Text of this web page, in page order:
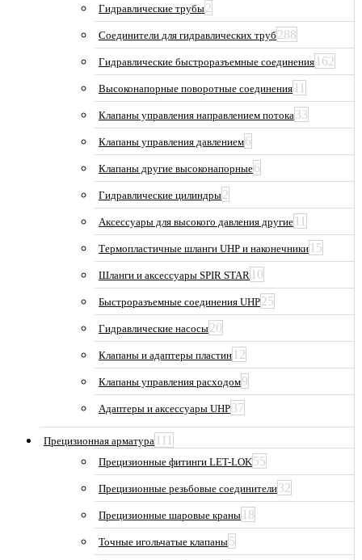
Гидравлические трубы2
Соединители для гидравлических труб 288
Гидравлические быстроразъемные соединения 162
Высоконапорные поворотные соединения 11
Клапаны управления направлением потока33
Клапаны управления давлением6
Клапаны другие высоконапорные6
Гидравлические цилиндры2
Аксессуары для высокого давления другие 11
Термопластичные шланги UHP и наконечники 15
Шланги и аксессуары SPIR STAR 10
Быстроразъемные соединения UHP25
Гидравлические насосы20
Клапаны и адаптеры пластин 12
Клапаны управления расходом9
Адаптеры и аксессуары UHP37
Прецизионная арматура 111
Прецизионные фитинги LET-LOK55
Прецизионные резьбовые соединители32
Прецизионные шаровые краны 18
Точные игольчатые клапаны5